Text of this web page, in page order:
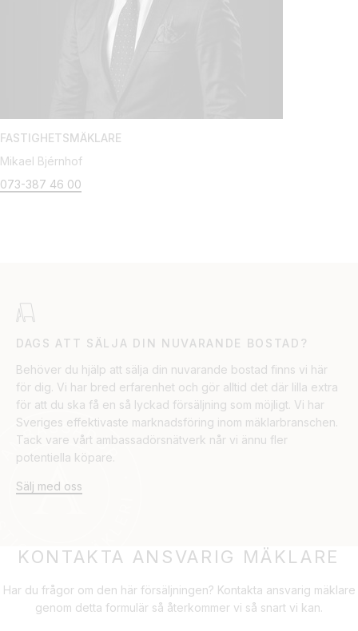
FASTIGHETSMÄKLARE
Mikael Bjérnhof
073-387 46 00
DAGS ATT SÄLJA DIN NUVARANDE BOSTAD?
Behöver du hjälp att sälja din nuvarande bostad finns vi här
för dig. Vi har bred erfarenhet och gör alltid det där lilla extra
för att du ska få en så lyckad försäljning som möjligt. Vi har
Sveriges effektivaste marknadsföring inom mäklarbranschen.
Tack vare vårt ambassadörsnätverk når vi ännu fler
potentiella köpare.
Sälj med oss
KONTAKTA ANSVARIG MÄKLARE
Har du frågor om den här försäljningen? Kontakta ansvarig mäklare
genom detta formulär så återkommer vi så snart vi kan.